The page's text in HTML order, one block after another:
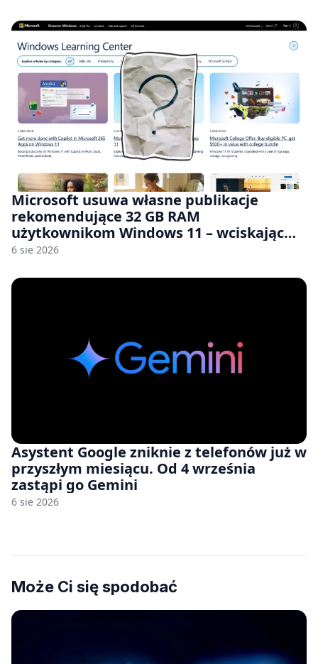
Microsoft usuwa własne publikacje
rekomendujące 32 GB RAM
użytkownikom Windows 11 – wciskając
nam przy tym komputery z 8 GB RAM po
6 sie 2026
Asystent Google zniknie z telefonów już w
przyszłym miesiącu. Od 4 września
zastąpi go Gemini
6 sie 2026
Może Ci się spodobać